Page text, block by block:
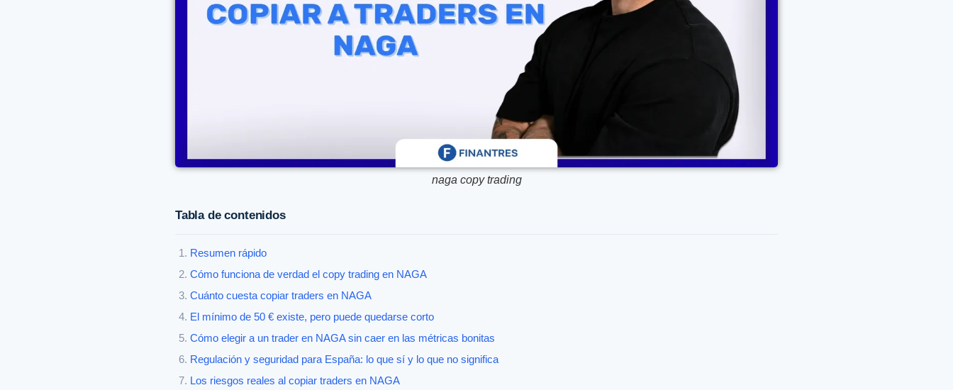
naga copy trading
Tabla de contenidos
Resumen rápido
Cómo funciona de verdad el copy trading en NAGA
Cuánto cuesta copiar traders en NAGA
El mínimo de 50 € existe, pero puede quedarse corto
Cómo elegir a un trader en NAGA sin caer en las métricas bonitas
Regulación y seguridad para España: lo que sí y lo que no significa
Los riesgos reales al copiar traders en NAGA